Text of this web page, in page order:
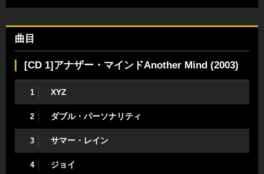
曲目
[CD 1]アナザー・マインドAnother Mind (2003)
1 XYZ
2 ダブル・パーソナリティ
3 サマー・レイン
4 ジョイ